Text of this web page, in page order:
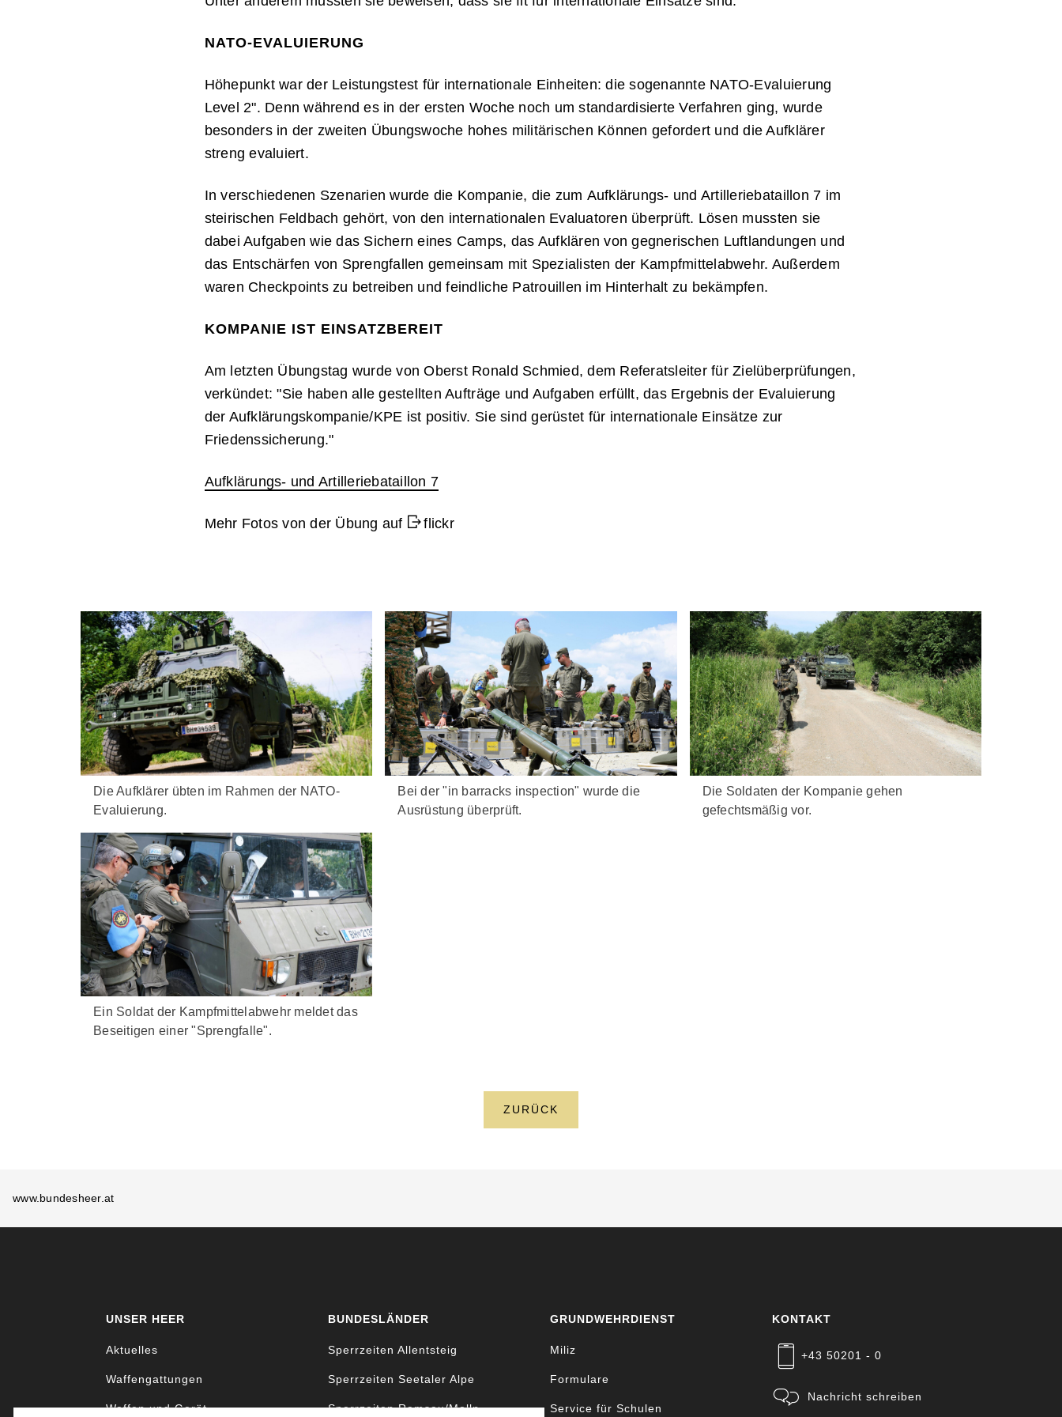
NATO-EVALUIERUNG
Höhepunkt war der Leistungstest für internationale Einheiten: die sogenannte NATO-Evaluierung
Level 2". Denn während es in der ersten Woche noch um standardisierte Verfahren ging, wurde
besonders in der zweiten Übungswoche hohes militärischen Können gefordert und die Aufklärer
streng evaluiert.
In verschiedenen Szenarien wurde die Kompanie, die zum Aufklärungs- und Artilleriebataillon 7 im
steirischen Feldbach gehört, von den internationalen Evaluatoren überprüft. Lösen mussten sie
dabei Aufgaben wie das Sichern eines Camps, das Aufklären von gegnerischen Luftlandungen und
das Entschärfen von Sprengfallen gemeinsam mit Spezialisten der Kampfmittelabwehr. Außerdem
waren Checkpoints zu betreiben und feindliche Patrouillen im Hinterhalt zu bekämpfen.
KOMPANIE IST EINSATZBEREIT
Am letzten Übungstag wurde von Oberst Ronald Schmied, dem Referatsleiter für Zielüberprüfungen,
verkündet: "Sie haben alle gestellten Aufträge und Aufgaben erfüllt, das Ergebnis der Evaluierung
der Aufklärungskompanie/KPE ist positiv. Sie sind gerüstet für internationale Einsätze zur
Friedenssicherung."
Aufklärungs- und Artilleriebataillon 7
Mehr Fotos von der Übung auf flickr
Die Aufklärer übten im Rahmen der NATO-
Evaluierung.
Bei der "in barracks inspection" wurde die
Ausrüstung überprüft.
Die Soldaten der Kompanie gehen
gefechtsmäßig vor.
Ein Soldat der Kampfmittelabwehr meldet das
Beseitigen einer "Sprengfalle".
ZURÜCK
www.bundesheer.at
UNSER HEER
Aktuelles
Waffengattungen
Waffen und Gerät
BUNDESLÄNDER
Sperrzeiten Allentsteig
Sperrzeiten Seetaler Alpe
Sperrzeiten Ramsau/Molln
GRUNDWEHRDIENST
Miliz
Formulare
Service für Schulen
KONTAKT
+43 50201 - 0
Nachricht schreiben